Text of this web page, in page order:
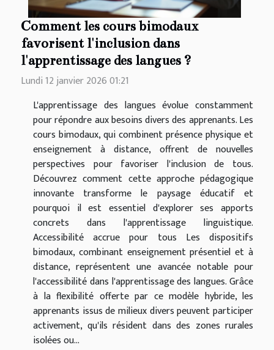
Comment les cours bimodaux
favorisent l'inclusion dans
l'apprentissage des langues ?
Lundi 12 janvier 2026 01:21
L'apprentissage des langues évolue constamment
pour répondre aux besoins divers des apprenants. Les
cours bimodaux, qui combinent présence physique et
enseignement à distance, offrent de nouvelles
perspectives pour favoriser l'inclusion de tous.
Découvrez comment cette approche pédagogique
innovante transforme le paysage éducatif et
pourquoi il est essentiel d'explorer ses apports
concrets dans l'apprentissage linguistique.
Accessibilité accrue pour tous Les dispositifs
bimodaux, combinant enseignement présentiel et à
distance, représentent une avancée notable pour
l'accessibilité dans l'apprentissage des langues. Grâce
à la flexibilité offerte par ce modèle hybride, les
apprenants issus de milieux divers peuvent participer
activement, qu'ils résident dans des zones rurales
isolées ou...